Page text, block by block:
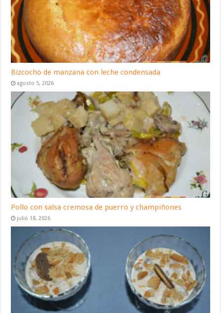
Bizcocho de manzana con leche condensada
agosto 5, 2026
Pollo con salsa cremosa de puerro y champiñones
julio 18, 2026